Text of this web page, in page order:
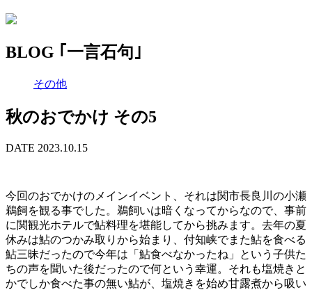
BLOG ｢一言石句｣
その他
秋のおでかけ その5
DATE 2023.10.15
今回のおでかけのメインイベント、それは関市長良川の小瀬
鵜飼を観る事でした。鵜飼いは暗くなってからなので、事前
に関観光ホテルで鮎料理を堪能してから挑みます。去年の夏
休みは鮎のつかみ取りから始まり、付知峡でまた鮎を食べる
鮎三昧だったので今年は「鮎食べなかったね」という子供た
ちの声を聞いた後だったので何という幸運。それも塩焼きと
かでしか食べた事の無い鮎が、塩焼きを始め甘露煮から吸い